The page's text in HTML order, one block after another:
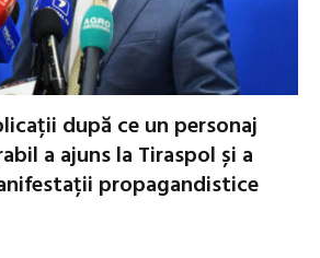
după ce un personaj
a ajuns la Tiraspol și a
propagandistice